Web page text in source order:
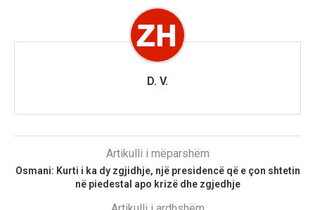
D. V.
Artikulli i mëparshëm
Osmani: Kurti i ka dy zgjidhje, një presidencë që e çon shtetin
në piedestal apo krizë dhe zgjedhje